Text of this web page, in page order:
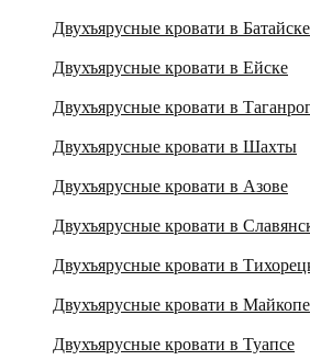
Двухъярусные кровати в Батайске
Двухъярусные кровати в Ейске
Двухъярусные кровати в
Двухъярусные кровати в Шахты
Двухъярусные кровати в Азове
Двухъярусные кровати в
Двухъярусные кровати в
Двухъярусные кровати в Майкопе
Двухъярусные кровати в Туапсе